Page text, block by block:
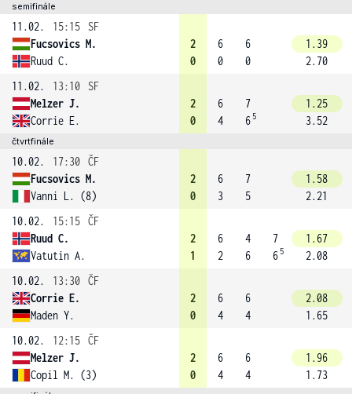
semifinále
11.02. 15:15
SF
Fucsovics M.
Ruud C.
2
0
6
0
6
0
1.39
2.70
11.02.
13:10
SF
Melzer J.
Corrie E.
2
0
6
4
7
6 5
1.25
3.52
čtvrtfinále
10.02. 17:30 ČF
Fucsovics M.
Vanni L. (8)
2
0
6
3
7
5
1.58
2.21
10.02.
15:15 ČF
Ruud C.
Vatutin A.
2
1
6
2
4
6
7
6 5
1.67
2.08
10.02.
13:30 ČF
Corrie E.
Maden Y.
2
0
6
4
6
4
2.08
1.65
10.02.
12:15 ČF
Melzer J.
Copil M. (3)
2
0
6
4
6
4
1.96
1.73